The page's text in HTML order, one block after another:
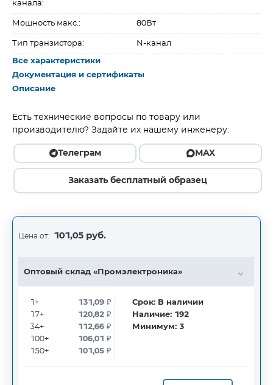
канала:
Мощность макс.: 80Вт
Тип транзистора: N-канал
Все характеристики
Документация и сертификаты
Описание
Есть технические вопросы по товару или
производителю? Задайте их нашему инженеру.
Телеграм MAX
Заказать бесплатный образец
Цена от: 101,05 руб.
Оптовый склад «Промэлектроника»
1+
17+
34+
100+
150+
131,09₽
120,82₽
112,66₽
106,01₽
101,05₽
Срок: В наличии
Наличие: 192
Минимум:3